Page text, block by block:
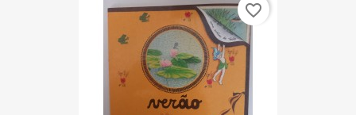
favorite_border